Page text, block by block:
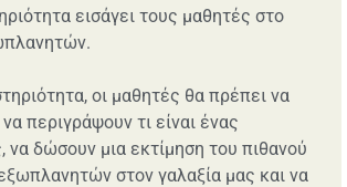
εισάγει τους μαθητές στο
οι μαθητές θα πρέπει να
περιγράψουν τι είναι ένας
δώσουν μια εκτίμηση του πιθανού
στον γαλαξία μας και να